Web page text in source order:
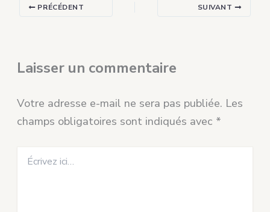
PRÉCÉDENT SUIVANT
Laisser un commentaire
Votre adresse e-mail ne sera pas publiée. Les
champs obligatoires sont indiqués avec *
ici…